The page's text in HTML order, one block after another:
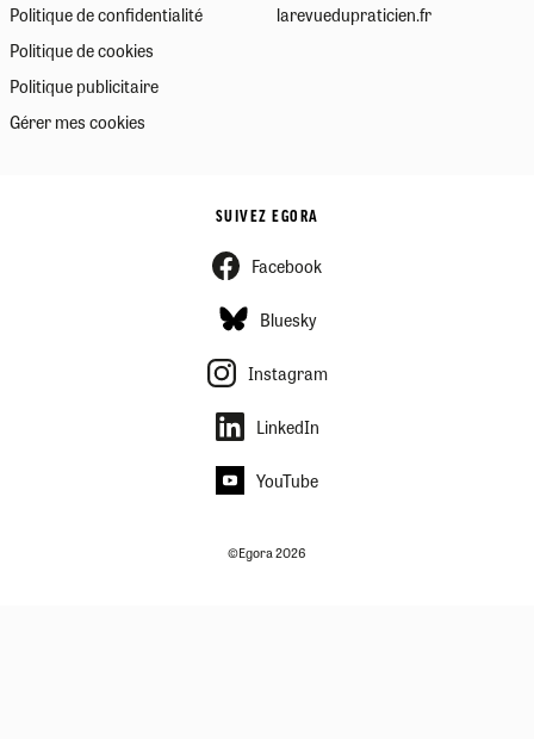
Politique de confidentialité
Politique de cookies
Politique publicitaire
Gérer mes cookies
larevuedupraticien.fr
SUIVEZ EGORA
Facebook
Bluesky
Instagram
LinkedIn
YouTube
©Egora 2026